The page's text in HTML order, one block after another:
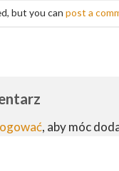
but you can post a
, aby móc